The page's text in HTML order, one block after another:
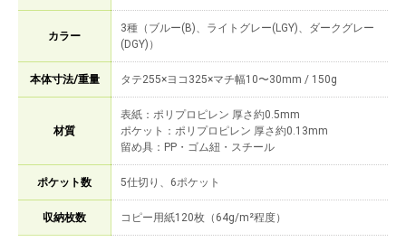
カラー
3種（ブルー(B)、ライトグレー(LGY)、ダークグレー
(DGY)）
本体寸法/重量 タテ255×ヨコ325×マチ幅10〜30mm / 150g
材質
表紙：ポリプロピレン 厚さ約0.5mm
ポケット：ポリプロピレン 厚さ約0.13mm
留め具：PP・ゴム紐・スチール
ポケット数 5仕切り、6ポケット
収納枚数 コピー用紙120枚（64g/m²程度）